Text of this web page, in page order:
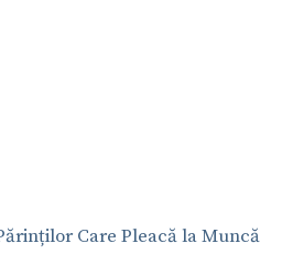
Care Pleacă la Muncă